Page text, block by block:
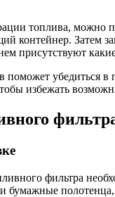
топлива,
контейнер. Затем
присутствуют
убедиться в
избежать
фильтра
бумажные